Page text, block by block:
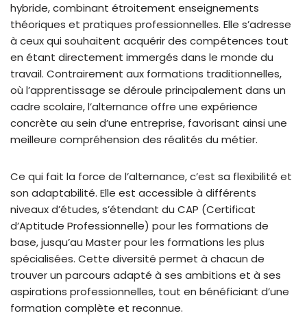
hybride, combinant étroitement enseignements
théoriques et pratiques professionnelles. Elle s’adresse
à ceux qui souhaitent acquérir des compétences tout
en étant directement immergés dans le monde du
travail. Contrairement aux formations traditionnelles,
où l’apprentissage se déroule principalement dans un
cadre scolaire, l’alternance offre une expérience
concrète au sein d’une entreprise, favorisant ainsi une
meilleure compréhension des réalités du métier.
Ce qui fait la force de l’alternance, c’est sa flexibilité et
son adaptabilité. Elle est accessible à différents
niveaux d’études, s’étendant du CAP (Certificat
d’Aptitude Professionnelle) pour les formations de
base, jusqu’au Master pour les formations les plus
spécialisées. Cette diversité permet à chacun de
trouver un parcours adapté à ses ambitions et à ses
aspirations professionnelles, tout en bénéficiant d’une
formation complète et reconnue.